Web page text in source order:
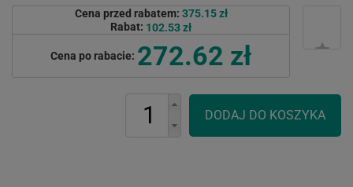
Cena przed rabatem: 375.15 zł
Rabat: 102.53 zł
Cena po rabacie: 272.62 zł